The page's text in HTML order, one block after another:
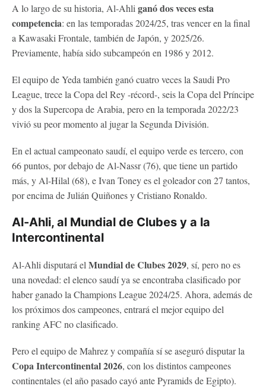
A lo largo de su historia, Al-Ahli ganó dos veces esta
competencia: en las temporadas 2024/25, tras vencer en la final
a Kawasaki Frontale, también de Japón, y 2025/26.
Previamente, había sido subcampeón en 1986 y 2012.
El equipo de Yeda también ganó cuatro veces la Saudi Pro
League, trece la Copa del Rey -récord-, seis la Copa del Príncipe
y dos la Supercopa de Arabia, pero en la temporada 2022/23
vivió su peor momento al jugar la Segunda División.
En el actual campeonato saudí, el equipo verde es tercero, con
66 puntos, por debajo de Al-Nassr (76), que tiene un partido
más, y Al-Hilal (68), e Ivan Toney es el goleador con 27 tantos,
por encima de Julián Quiñones y Cristiano Ronaldo.
Al-Ahli, al Mundial de Clubes y a la
Intercontinental
Al-Ahli disputará el Mundial de Clubes 2029, sí, pero no es
una novedad: el elenco saudí ya se encontraba clasificado por
haber ganado la Champions League 2024/25. Ahora, además de
los próximos dos campeones, entrará el mejor equipo del
ranking AFC no clasificado.
Pero el equipo de Mahrez y compañía sí se aseguró disputar la
Copa Intercontinental 2026, con los distintos campeones
continentales (el año pasado cayó ante Pyramids de Egipto).